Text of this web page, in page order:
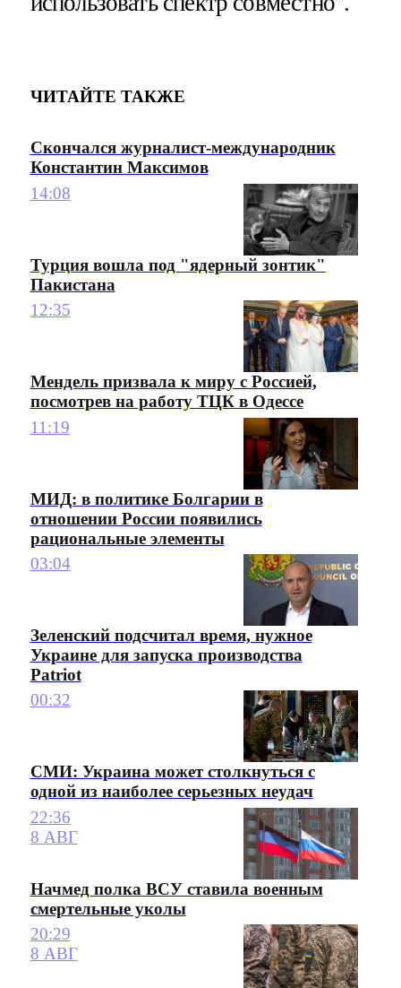
ЧИТАЙТЕ ТАКЖЕ
Скончался журналист-международник
Константин Максимов
14:08
Турция вошла под "ядерный зонтик"
Пакистана
12:35
Мендель призвала к миру с Россией,
посмотрев на работу ТЦК в Одессе
11:19
МИД: в политике Болгарии в
отношении России появились
рациональные элементы
03:04
Зеленский подсчитал время, нужное
Украине для запуска производства
Patriot
00:32
СМИ: Украина может столкнуться с
одной из наиболее серьезных неудач
22:36
8 АВГ
Начмед полка ВСУ ставила военным
смертельные уколы
20:29
8 АВГ